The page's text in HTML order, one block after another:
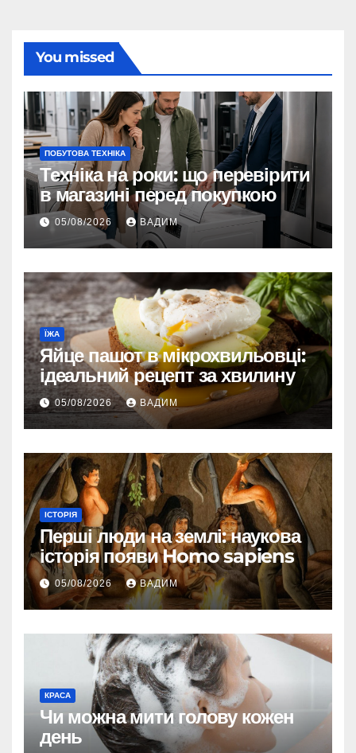
You missed
ПОБУТОВА ТЕХНІКА
Техніка на роки: що перевірити
в магазині перед покупкою
05/08/2026 ВАДИМ
ЇЖА
Яйце пашот в мікрохвильовці:
ідеальний рецепт за хвилину
05/08/2026 ВАДИМ
ІСТОРІЯ
Перші люди на землі: наукова
історія появи Homo sapiens
05/08/2026 ВАДИМ
КРАСА
Чи можна мити голову кожен
день